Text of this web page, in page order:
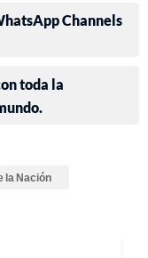
Channels
toda la
la Nación